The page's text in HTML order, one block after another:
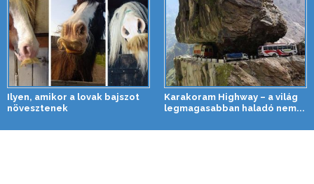
Ilyen, amikor a lovak bajszot
növesztenek
Karakoram Highway – a világ
legmagasabban haladó nem...